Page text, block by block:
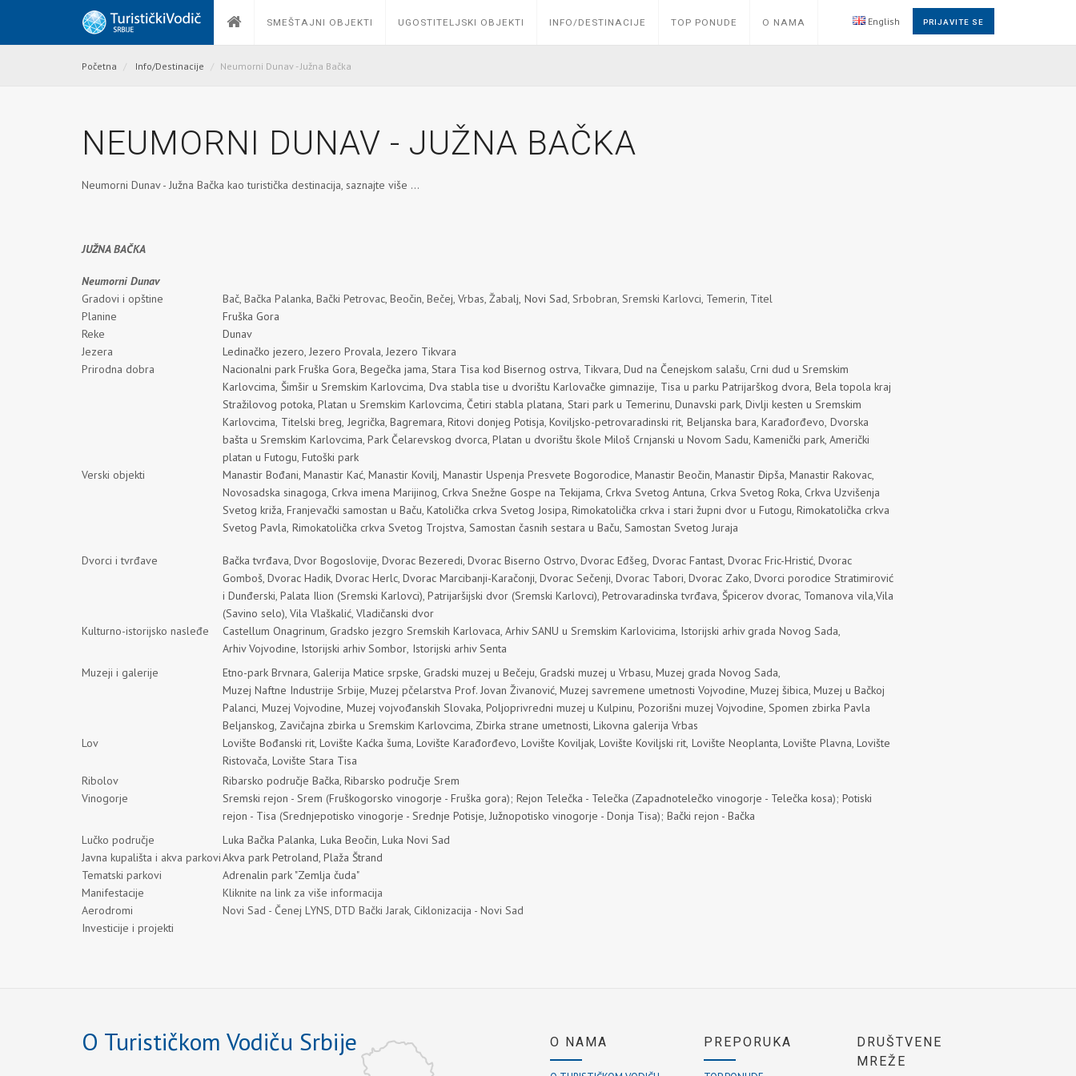
SMEŠTAJNI OBJEKTI UGOSTITELJSKI OBJEKTI INFO/DESTINACIJE TOP PONUDE O NAMA English PRIJAVITE SE
Početna Info/Destinacije Neumorni Dunav - Južna Bačka
NEUMORNI DUNAV - JUŽNA BAČKA
Neumorni Dunav - Južna Bačka kao turistička destinacija, saznajte više ...
JUŽNA BAČKA
Neumorni Dunav
Gradovi i opštine
Bač, Bačka Palanka, Bački Petrovac, Beočin, Bečej, Vrbas, Žabalj, Novi Sad, Srbobran, Sremski Karlovci, Temerin, Titel
Planine
Fruška Gora
Reke
Dunav
Jezera
Ledinačko jezero, Jezero Provala, Jezero Tikvara
Prirodna dobra
Nacionalni park Fruška Gora, Begečka jama, Stara Tisa kod Bisernog ostrva, Tikvara, Dud na Čenejskom salašu, Crni dud u Sremskim
Karlovcima, Šimšir u Sremskim Karlovcima, Dva stabla tise u dvorištu Karlovačke gimnazije, Tisa u parku Patrijarškog dvora, Bela topola kraj
Stražilovog potoka, Platan u Sremskim Karlovcima, Četiri stabla platana, Stari park u Temerinu, Dunavski park, Divlji kesten u Sremskim
Karlovcima, Titelski breg, Jegrička, Bagremara, Ritovi donjeg Potisja, Koviljsko-petrovaradinski rit, Beljanska bara, Karađorđevo, Dvorska
bašta u Sremskim Karlovcima, Park Čelarevskog dvorca, Platan u dvorištu škole Miloš Crnjanski u Novom Sadu, Kamenički park, Američki
platan u Futogu, Futoški park
Verski objekti
Manastir Bođani, Manastir Kać, Manastir Kovilj, Manastir Uspenja Presvete Bogorodice, Manastir Beočin, Manastir Đipša, Manastir Rakovac,
Novosadska sinagoga, Crkva imena Marijinog, Crkva Snežne Gospe na Tekijama, Crkva Svetog Antuna, Crkva Svetog Roka, Crkva Uzvišenja
Svetog križa, Franjevački samostan u Baču, Katolička crkva Svetog Josipa, Rimokatolička crkva i stari župni dvor u Futogu, Rimokatolička crkva
Svetog Pavla, Rimokatolička crkva Svetog Trojstva, Samostan časnih sestara u Baču, Samostan Svetog Juraja
Dvorci i tvrđave Bačka tvrđava, Dvor Bogoslovije, Dvorac Bezeredi, Dvorac Biserno Ostrvo, Dvorac Eđšeg, Dvorac Fantast, Dvorac Fric-Hristić, Dvorac
Gomboš, Dvorac Hadik, Dvorac Herlc, Dvorac Marcibanji-Karačonji, Dvorac Sečenji, Dvorac Tabori, Dvorac Zako, Dvorci porodice Stratimirović
i Dunđerski, Palata Ilion (Sremski Karlovci), Patrijaršijski dvor (Sremski Karlovci), Petrovaradinska tvrđava, Špicerov dvorac, Tomanova vila,Vila
(Savino selo), Vila Vlaškalić, Vladičanski dvor
Kulturno-istorijsko nasleđe
Castellum Onagrinum, Gradsko jezgro Sremskih Karlovaca, Arhiv SANU u Sremskim Karlovicima, Istorijski arhiv grada Novog Sada,
Arhiv Vojvodine, Istorijski arhiv Sombor, Istorijski arhiv Senta
Muzeji i galerije
Etno-park Brvnara, Galerija Matice srpske, Gradski muzej u Bečeju, Gradski muzej u Vrbasu, Muzej grada Novog Sada,
Muzej Naftne Industrije Srbije, Muzej pčelarstva Prof. Jovan Živanović, Muzej savremene umetnosti Vojvodine, Muzej šibica, Muzej u Bačkoj
Palanci, Muzej Vojvodine, Muzej vojvođanskih Slovaka, Poljoprivredni muzej u Kulpinu, Pozorišni muzej Vojvodine, Spomen zbirka Pavla
Beljanskog, Zavičajna zbirka u Sremskim Karlovcima, Zbirka strane umetnosti, Likovna galerija Vrbas
Lov
Lovište Bođanski rit, Lovište Kaćka šuma, Lovište Karađorđevo, Lovište Koviljak, Lovište Koviljski rit, Lovište Neoplanta, Lovište Plavna, Lovište
Ristovača, Lovište Stara Tisa
Ribolov
Ribarsko područje Bačka, Ribarsko područje Srem
Vinogorje
Sremski rejon - Srem (Fruškogorsko vinogorje - Fruška gora); Rejon Telečka - Telečka (Zapadnotelečko vinogorje - Telečka kosa); Potiski
rejon - Tisa (Srednjepotisko vinogorje - Srednje Potisje, Južnopotisko vinogorje - Donja Tisa); Bački rejon - Bačka
Lučko područje
Luka Bačka Palanka, Luka Beočin, Luka Novi Sad
Javna kupališta i akva parkoviAkva park Petroland, Plaža Štrand
Tematski parkovi
Adrenalin park "Zemlja čuda"
Manifestacije
Kliknite na link za više informacija
Aerodromi
Novi Sad - Čenej LYNS, DTD Bački Jarak, Ciklonizacija - Novi Sad
Investicije i projekti
O Turističkom Vodiču Srbije O NAMA PREPORUKA
DRUŠTVENE
MREŽE